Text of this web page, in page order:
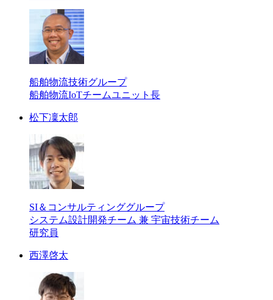
船舶物流技術グループ
船舶物流IoTチームユニット長
松下凜太郎
SI＆コンサルティンググループ
システム設計開発チーム 兼 宇宙技術チーム
研究員
西澤啓太